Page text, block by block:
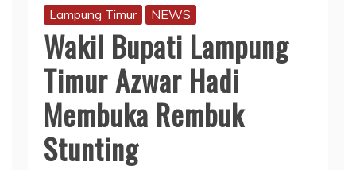
Lampung Timur NEWS
Wakil Bupati Lampung
Timur Azwar Hadi
Membuka Rembuk
Stunting